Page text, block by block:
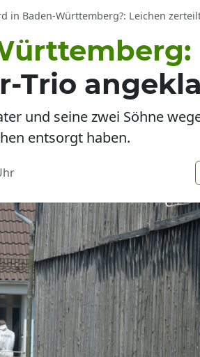
in Baden-Württemberg?: Leichen
Trio
und seine zwei Söhne
entsorgt haben.